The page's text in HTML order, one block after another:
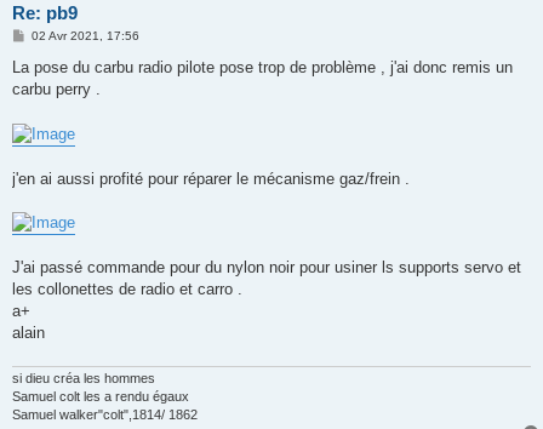
Re: pb9
M
s
a
e
02 Avr 2021, 17:56
La pose du carbu radio pilote pose trop de problème , j'ai donc remis un
carbu perry .
j'en ai aussi profité pour réparer le mécanisme gaz/frein .
J'ai passé commande pour du nylon noir pour usiner ls supports servo et
les collonettes de radio et carro .
a+
alain
si dieu créa les hommes
Samuel colt les a rendu égaux
Samuel walker"colt",1814/ 1862